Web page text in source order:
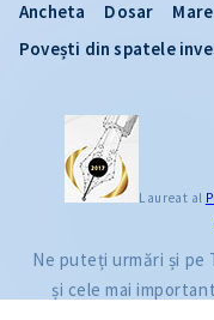
Ancheta Dosar
Povești din spatele
Laureat al
Ne puteți urmări și pe
și cele mai
CITEȘTE